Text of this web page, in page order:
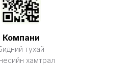
Компани
тухай
хамтрал